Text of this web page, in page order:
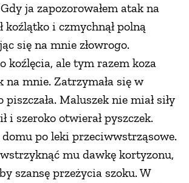
ja zapozorowałem atak na
koźlątko i czmychnął polną
się na mnie złowrogo.
koźlęcia, ale tym razem koza
na mnie. Zatrzymała się w
piszczała. Maluszek nie miał siły
i szeroko otwierał pyszczek.
domu po leki przeciwwstrząsowe.
mu dawkę kortyzonu,
szansę przeżycia szoku. W